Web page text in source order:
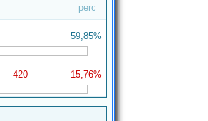
perc
59,85%
-420 15,76%